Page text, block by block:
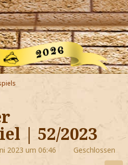
| 52/2023
2023 um 06:46 Geschlossen